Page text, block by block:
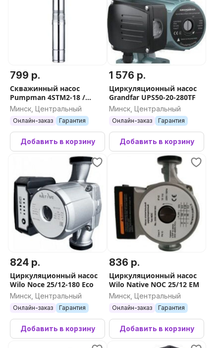
799 р.
Скважинный насос
Pumpman 4STM2-18 /
4STM218
Минск, Центральный
Онлайн-заказ Гарантия
Добавить в корзину
1 576 р.
Циркуляционный насос
Grandfar UPS50-20-280TF
Минск, Центральный
Онлайн-заказ Гарантия
Добавить в корзину
824 р.
Циркуляционный насос
Wilo Noce 25/12-180 Eco
Минск, Центральный
Онлайн-заказ Гарантия
Добавить в корзину
836 р.
Циркуляционный насос
Wilo Native NOC 25/12 EM
Минск, Центральный
Онлайн-заказ Гарантия
Добавить в корзину